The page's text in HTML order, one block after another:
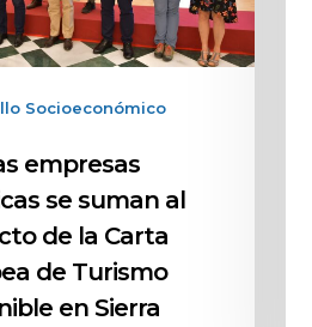
Socioeconómico
empresas
se suman al
de la Carta
de Turismo
en Sierra